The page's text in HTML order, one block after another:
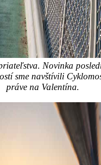
Novinka
sme navštívili
práve na Valentína.